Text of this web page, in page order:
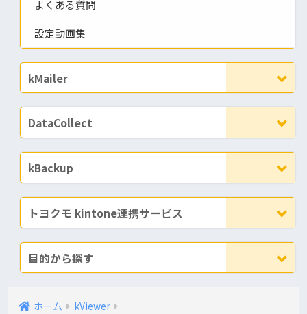
よくある質問
設定動画集
kMailer
DataCollect
kBackup
トヨクモ kintone連携サービス
目的から探す
ホーム kViewer